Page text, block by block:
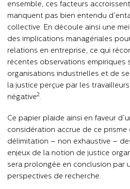
ensemble, ces facteurs
manquent pas bien entendu
collective. En
ainsi une
des implications managériales
relations en entreprise, ce qui
récentes observations empiriques
organisations industrielles et de
la justice perçue par les
négative2.
Ce papier plaide ainsi en faveur
considération accrue de ce prisme
délimitation – non exhaustive –
enjeux de la notion de justice
sera prolongée en conclusion par
perspectives de recherche.